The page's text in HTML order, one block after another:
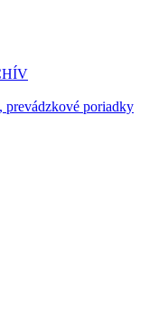
prevádzkové poriadky